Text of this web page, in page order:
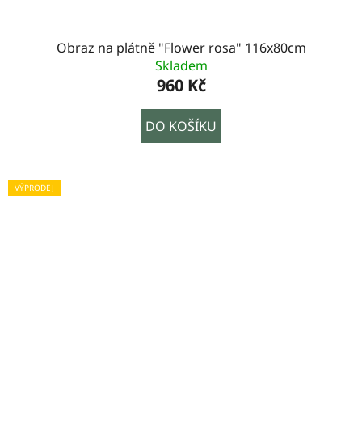
Obraz na plátně "Flower rosa" 116x80cm
Skladem
960 Kč
DO KOŠÍKU
VÝPRODEJ